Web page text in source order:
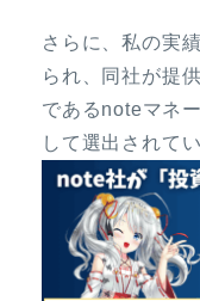
さらに、私の実
られ、同社が提
であるnoteマネ
して選出されてい